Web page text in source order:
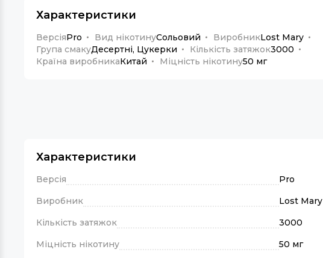
Характеристики
ВерсіяPro Вид нікотинуСольовий ВиробникLost Mary
Група смакуДесертні, Цукерки Кількість затяжок3000
Країна виробникаКитай Міцність нікотину50 мг
Характеристики
Версія Pro
Виробник
Lost Mary
Кількість затяжок
3000
Міцність нікотину
50 мг